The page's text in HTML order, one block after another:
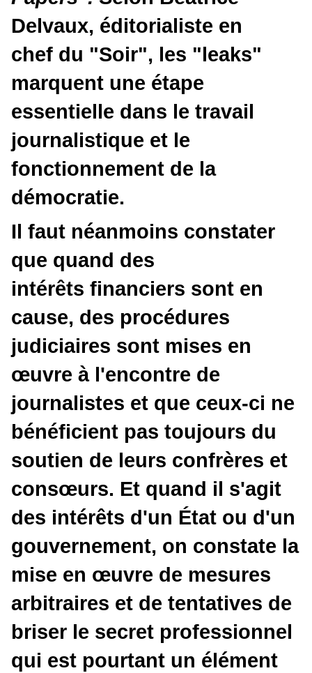
Delvaux, éditorialiste en
chef du "Soir", les "leaks"
marquent une étape
essentielle dans le travail
journalistique et le
fonctionnement de la
démocratie.
Il faut néanmoins constater
que quand des
intérêts financiers sont en
cause, des procédures
judiciaires sont mises en
œuvre à l'encontre de
journalistes et que ceux-ci ne
bénéficient pas toujours du
soutien de leurs confrères et
consœurs. Et quand il s'agit
des intérêts d'un État ou d'un
gouvernement, on constate la
mise en œuvre de mesures
arbitraires et de tentatives de
briser le secret professionnel
qui est pourtant un élément